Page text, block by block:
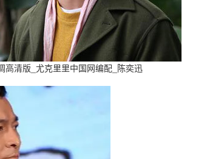
高清版_尤克里里中国网编配_陈奕迅